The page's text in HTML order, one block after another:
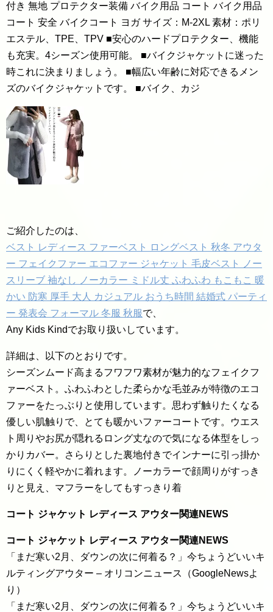
付き 無地 プロテクター装備 バイク用品 コート バイク用品
コート 安全 バイクコート ヨガ サイズ：M-2XL 素材：ポリ
エステル、TPE、TPV ■安心のハードプロテクター、機能
も充実。4シーズン使用可能。 ■バイクジャケットに迷った
時これに決まりましょう。 ■幅広い年齢に対応できるメン
ズのバイクジャケットです。 ■バイク、カジ
ご紹介したのは、
ベスト レディース ファーベスト ロングベスト 秋冬 アウタ
ー フェイクファー エコファー ジャケット 毛皮ベスト ノー
スリーブ 袖なし ノーカラー ミドル丈 ふわふわ もこもこ 暖
かい 防寒 厚手 大人 カジュアル おうち時間 結婚式 パーティ
ー 発表会 フォーマル 冬服 秋服で、
Any Kids Kindでお取り扱いしています。
詳細は、以下のとおりです。
シーズンムード高まるフワフワ素材が魅力的なフェイクフ
ァーベスト。ふわふわとした柔らかな毛並みが特徴のエコ
ファーをたっぶりと使用しています。思わず触りたくなる
優しい肌触りで、とても暖かいファーコートです。ウエス
ト周りやお尻が隠れるロング丈なので気になる体型をしっ
かりカバー。さらりとした裏地付きでインナーに引っ掛か
りにくく軽やかに着れます。ノーカラーで顔周りがすっき
りと見え、マフラーをしてもすっきり着
コート ジャケット レディース アウター関連NEWS
コート ジャケット レディース アウター関連NEWS
「まだ寒い2月、ダウンの次に何着る？」今ちょうどいいキ
ルティングアウター – オリコンニュース（GoogleNewsよ
り）
「まだ寒い2月、ダウンの次に何着る？」今ちょうどいいキ